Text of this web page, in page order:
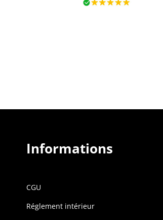
Informations
CGU
Réglement intérieur